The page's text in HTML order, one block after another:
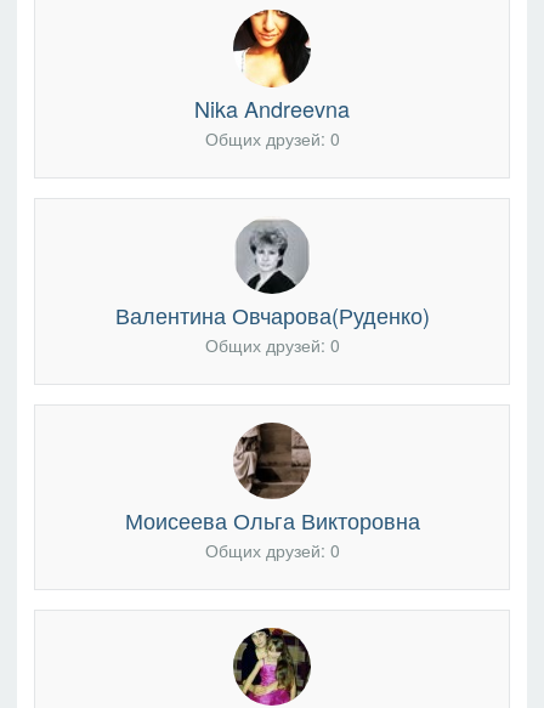
Nika Andreevna
Общих друзей: 0
Валентина Овчарова(Руденко)
Общих друзей: 0
Моисеева Ольга Викторовна
Общих друзей: 0